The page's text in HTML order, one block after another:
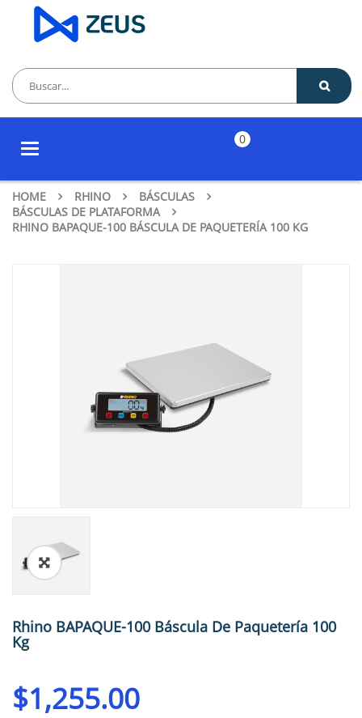
Toggle
0
HOME RHINO
BÁSCULAS
BÁSCULAS DE PLATAFORMA
RHINO BAPAQUE-100 BÁSCULA DE PAQUETERÍA 100 KG
🔍
Rhino BAPAQUE-100 Báscula De Paquetería 100
Kg
$1,255.00